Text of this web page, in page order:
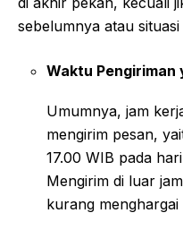
sebelumnya atau
Waktu Pengiriman
Umumnya, jam
mengirim pesan,
17.00 WIB pada
Mengirim di luar
kurang